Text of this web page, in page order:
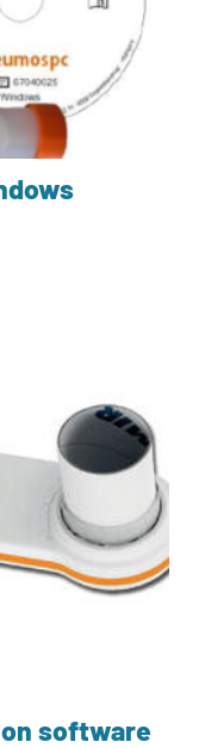
software